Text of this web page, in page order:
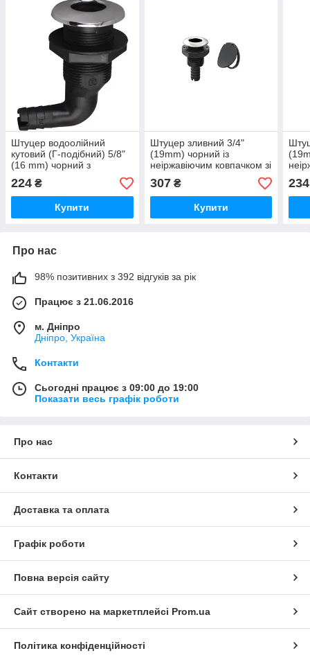
Штуцер водоолійний
кутовий (Г-подібний) 5/8"
(16 mm) чорний з
неіржавким ковпачком
224 ₴
Купити
Штуцер зливний 3/4"
(19mm) чорний із
неіржавіючим ковпачком зі
зворотнім клапаном
307₴
Купити
234
Про нас
98% позитивних з 392 відгуків за рік
Працює з 21.06.2016
м. Дніпро
Дніпро, Україна
Контакти
Сьогодні працює з 09:00 до 19:00
Показати весь графік роботи
Про нас
Контакти
Доставка та оплата
Графік роботи
Повна версія сайту
Сайт створено на маркетплейсі Prom.ua
Політика конфіденційності